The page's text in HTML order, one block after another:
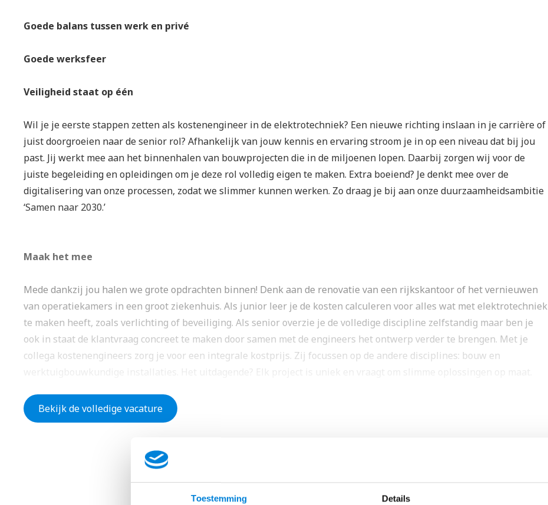
Toestemming Details
Goede balans tussen werk en privé
Goede werksfeer
Veiligheid staat op één
Wil je je eerste stappen zetten als kostenengineer in de elektrotechniek? Een nieuwe richting inslaan in je carrière of
juist doorgroeien naar de senior rol? Afhankelijk van jouw kennis en ervaring stroom je in op een niveau dat bij jou
past. Jij werkt mee aan het binnenhalen van bouwprojecten die in de miljoenen lopen. Daarbij zorgen wij voor de
juiste begeleiding en opleidingen om je deze rol volledig eigen te maken. Extra boeiend? Je denkt mee over de
digitalisering van onze processen, zodat we slimmer kunnen werken. Zo draag je bij aan onze duurzaamheidsambitie
‘Samen naar 2030.’
Maak het mee
Mede dankzij jou halen we grote opdrachten binnen! Denk aan de renovatie van een rijkskantoor of het vernieuwen
van operatiekamers in een groot ziekenhuis. Als junior leer je de kosten calculeren voor alles wat met elektrotechniek
te maken heeft, zoals verlichting of beveiliging. Als senior overzie je de volledige discipline zelfstandig maar ben je
ook in staat de klantvraag concreet te maken door samen met de engineers het ontwerp verder te brengen. Met je
collega kostenengineers zorg je voor een integrale kostprijs. Zij focussen op de andere disciplines: bouw en
Dit ga je doen:
Krijgen we een nieuwe opdracht? Dan duik je in de eisen en wensen van de klant en bekijk je het 3D-model en
technische documenten om te begrijpen wat er nodig is.
Bekijk de volledige vacature